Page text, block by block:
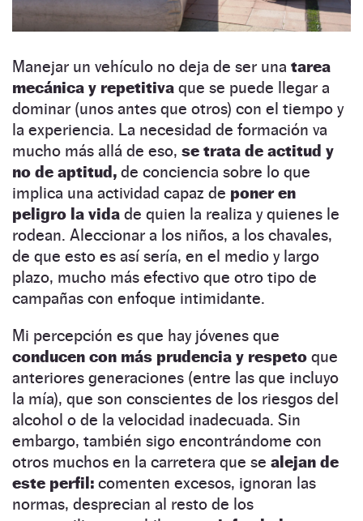
Manejar un vehículo no deja de ser una tarea
mecánica y repetitiva que se puede llegar a
dominar (unos antes que otros) con el tiempo y
la experiencia. La necesidad de formación va
mucho más allá de eso, se trata de actitud y
no de aptitud, de conciencia sobre lo que
implica una actividad capaz de poner en
peligro la vida de quien la realiza y quienes le
rodean. Aleccionar a los niños, a los chavales,
de que esto es así sería, en el medio y largo
plazo, mucho más efectivo que otro tipo de
campañas con enfoque intimidante.
Mi percepción es que hay jóvenes que
conducen con más prudencia y respeto que
anteriores generaciones (entre las que incluyo
la mía), que son conscientes de los riesgos del
alcohol o de la velocidad inadecuada. Sin
embargo, también sigo encontrándome con
otros muchos en la carretera que se alejan de
este perfil: comenten excesos, ignoran las
normas, desprecian al resto de los